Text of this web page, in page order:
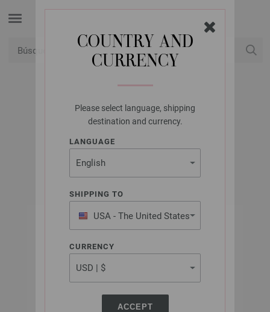
COUNTRY AND
CURRENCY
Please select language, shipping
destination and currency.
LANGUAGE
SHIPPING TO
USA - The United States
of America
CURRENCY
ACCEPT
LANA GROSSA
COSMO